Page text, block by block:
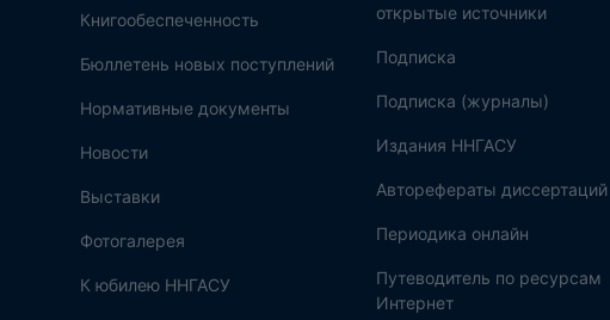
Книгообеспеченность
Бюллетень новых поступлений
Нормативные документы
Новости
Выставки
Фотогалерея
К юбилею ННГАСУ
открытые источники
Подписка
Подписка (журналы)
Издания ННГАСУ
Авторефераты диссертаций
Периодика онлайн
Путеводитель по ресурсам
Интернет